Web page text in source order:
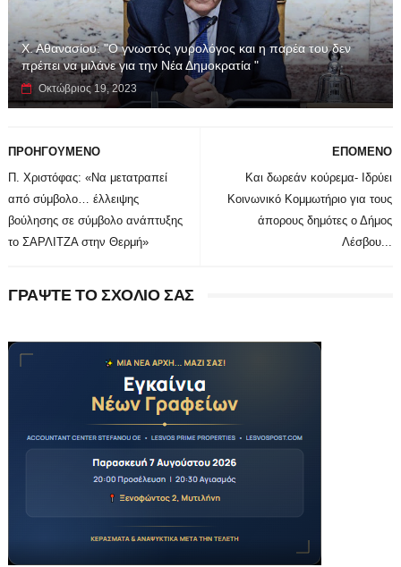
Χ. Αθανασίου: "Ο γνωστός γυρολόγος και η παρέα του δεν
πρέπει να μιλάνε για την Νέα Δημοκρατία "
Οκτώβριος 19, 2023
ΕΠΟΜΕΝΟ
Και δωρεάν κούρεμα- Ιδρύει
Κοινωνικό Κομμωτήριο για τους
άπορους δημότες ο Δήμος
Λέσβου...
ΠΡΟΗΓΟΥΜΕΝΟ
Π. Χριστόφας: «Να μετατραπεί
από σύμβολο… έλλειψης
βούλησης σε σύμβολο ανάπτυξης
το ΣΑΡΛΙΤΖΑ στην Θερμή»
ΓΡΑΨΤΕ ΤΟ ΣΧΟΛΙΟ ΣΑΣ